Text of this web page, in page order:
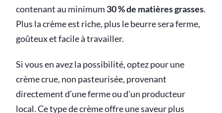
contenant au minimum 30 % de matières grasses.
Plus la crème est riche, plus le beurre sera ferme,
goûteux et facile à travailler.
Si vous en avez la possibilité, optez pour une
crème crue, non pasteurisée, provenant
directement d’une ferme ou d’un producteur
local. Ce type de crème offre une saveur plus